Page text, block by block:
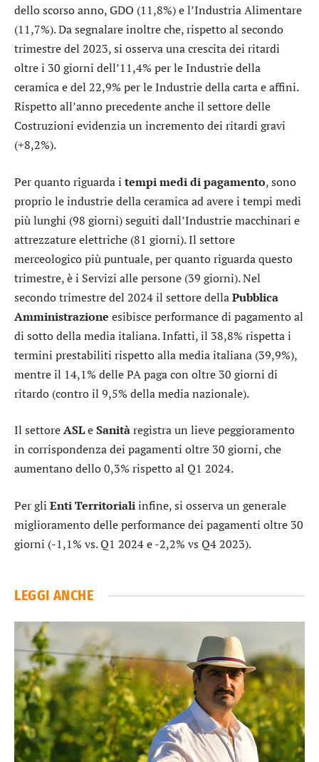
dello scorso anno, GDO (11,8%) e l’Industria Alimentare
(11,7%). Da segnalare inoltre che, rispetto al secondo
trimestre del 2023, si osserva una crescita dei ritardi
oltre i 30 giorni dell’11,4% per le Industrie della
ceramica e del 22,9% per le Industrie della carta e affini.
Rispetto all’anno precedente anche il settore delle
Costruzioni evidenzia un incremento dei ritardi gravi
(+8,2%).
Per quanto riguarda i tempi medi di pagamento, sono
proprio le industrie della ceramica ad avere i tempi medi
più lunghi (98 giorni) seguiti dall’Industrie macchinari e
attrezzature elettriche (81 giorni). Il settore
merceologico più puntuale, per quanto riguarda questo
trimestre, è i Servizi alle persone (39 giorni). Nel
secondo trimestre del 2024 il settore dellaPubblica
Amministrazione esibisce performance di pagamento al
di sotto della media italiana. Infatti, il 38,8% rispetta i
termini prestabiliti rispetto alla media italiana (39,9%),
mentre il 14,1% delle PA paga con oltre 30 giorni di
ritardo (contro il 9,5% della media nazionale).
Il settoreASLeSanitàregistra un lieve peggioramento
in corrispondenza dei pagamenti oltre 30 giorni, che
aumentano dello 0,3% rispetto al Q1 2024.
Per gli EntiTerritorialiinfine, si osserva un generale
miglioramento delle performance dei pagamenti oltre 30
giorni (-1,1% vs. Q1 2024 e -2,2% vs Q4 2023).
LEGGI ANCHE